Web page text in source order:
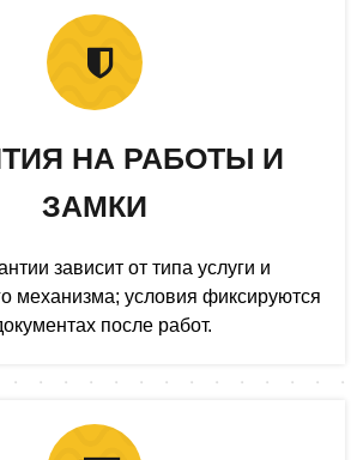
НА РАБОТЫ И
ЗАМКИ
зависит от типа услуги и
механизма; условия фиксируются
после работ.